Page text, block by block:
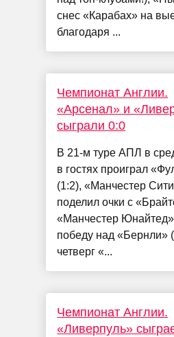
снес «Карабах» на
благодаря ...
Чемпионат Англии.
«Арсенал» и
сыграли 0:0
В 21-м туре АПЛ в
в гостях проиграл
(1:2), «Манчестер
поделил очки с
«Манчестер Юнайтед»
победу над «Бернли»
четверг «...
Чемпионат Англии.
«Ливерпуль»